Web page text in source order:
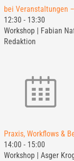
bei Veranstaltungen
12:30 - 13:30
Workshop | Fabian
Redaktion
Praxis, Workflows &
14:00 - 15:00
Workshop | Asger